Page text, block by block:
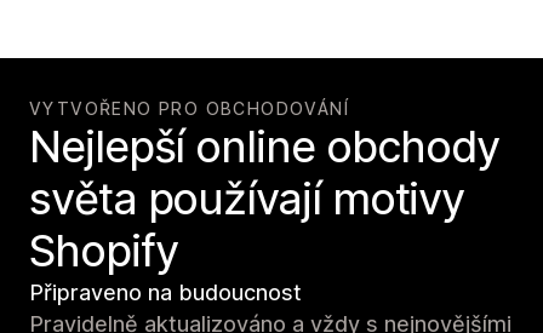
VYTVOŘENO PRO OBCHODOVÁNÍ
Nejlepší online obchody
světa používají motivy
Shopify
Připraveno na budoucnost
Pravidelně aktualizováno a vždy s nejnovějšími